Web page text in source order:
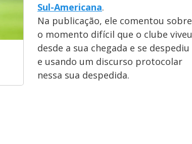
Sul-Americana.
Na publicação, ele comentou sobre
o momento difícil que o clube viveu
desde a sua chegada e se despediu
e usando um discurso protocolar
nessa sua despedida.